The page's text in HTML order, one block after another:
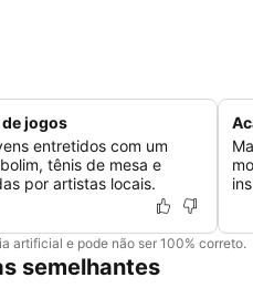
jogos
entretidos com um
tênis de mesa e
por artistas locais.
artificial e pode não ser 100% correto.
semelhantes